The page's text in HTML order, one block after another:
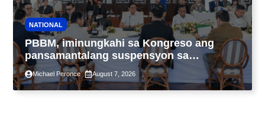
NATIONAL
PBBM, iminungkahi sa Kongreso ang
pansamantalang suspensyon sa
pagpapatupad ng Real Property Valuation
and Assessment Reform Act
Michael Peronce August 7, 2026